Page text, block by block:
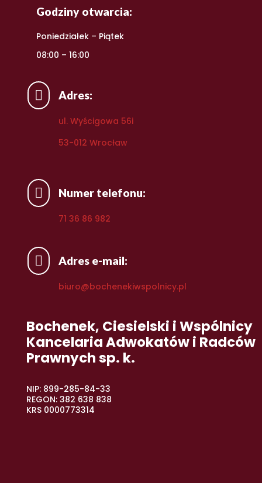
Godziny otwarcia:
Poniedziałek – Piątek
08:00 – 16:00
 Adres:
ul. Wyścigowa 56i
53-012 Wrocław
 Numer telefonu:
71 36 86 982
 Adres e-mail:
biuro@bochenekiwspolnicy.pl
Bochenek, Ciesielski i Wspólnicy
Kancelaria Adwokatów i Radców
Prawnych sp. k.
NIP: 899-285-84-33
REGON: 382 638 838
KRS 0000773314